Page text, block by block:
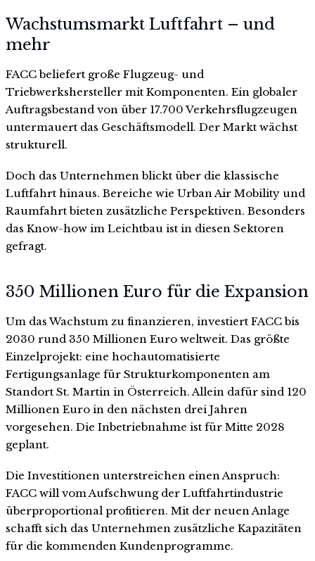
Wachstumsmarkt Luftfahrt – und
mehr
FACC beliefert große Flugzeug- und
Triebwerkshersteller mit Komponenten. Ein globaler
Auftragsbestand von über 17.700 Verkehrsflugzeugen
untermauert das Geschäftsmodell. Der Markt wächst
strukturell.
Doch das Unternehmen blickt über die klassische
Luftfahrt hinaus. Bereiche wie Urban Air Mobility und
Raumfahrt bieten zusätzliche Perspektiven. Besonders
das Know-how im Leichtbau ist in diesen Sektoren
gefragt.
350 Millionen Euro für die Expansion
Um das Wachstum zu finanzieren, investiert FACC bis
2030 rund 350 Millionen Euro weltweit. Das größte
Einzelprojekt: eine hochautomatisierte
Fertigungsanlage für Strukturkomponenten am
Standort St. Martin in Österreich. Allein dafür sind 120
Millionen Euro in den nächsten drei Jahren
vorgesehen. Die Inbetriebnahme ist für Mitte 2028
geplant.
Die Investitionen unterstreichen einen Anspruch:
FACC will vom Aufschwung der Luftfahrtindustrie
überproportional profitieren. Mit der neuen Anlage
schafft sich das Unternehmen zusätzliche Kapazitäten
für die kommenden Kundenprogramme.